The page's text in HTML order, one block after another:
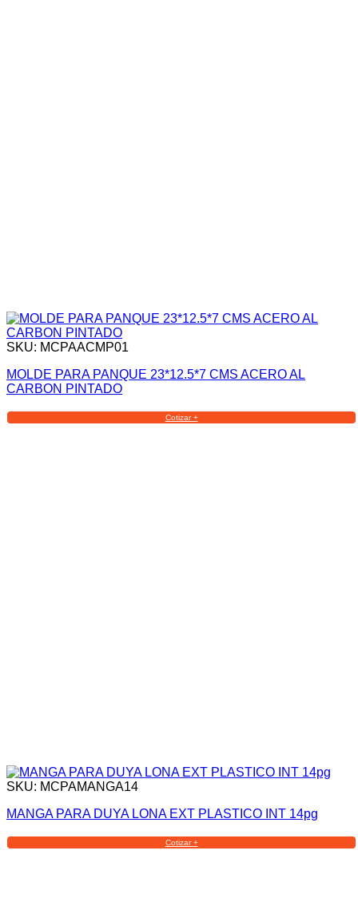
SKU: MCPAACMP01
MOLDE PARA PANQUE 23*12.5*7 CMS ACERO AL
CARBON PINTADO
Cotizar +
SKU: MCPAMANGA14
MANGA PARA DUYA LONA EXT PLASTICO INT 14pg
Cotizar +